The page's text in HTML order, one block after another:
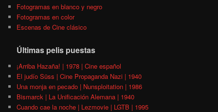
Fotogramas en blanco y negro
Fotogramas en color
Escenas de Cine clásico
Últimas pelis puestas
¡Arriba Hazaña! | 1978 | Cine español
El judío Süss | Cine Propaganda Nazi | 1940
Una monja en pecado | Nunsploitation | 1986
Bismarck | La Unificación Alemana | 1940
Cuando cae la noche | Lezmovie | LGTB | 1995